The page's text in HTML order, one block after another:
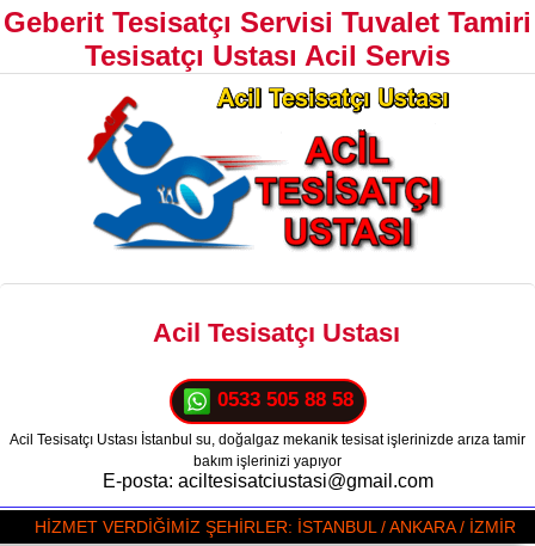
Geberit Tesisatçı Servisi Tuvalet Tamiri
Tesisatçı Ustası Acil Servis
Acil Tesisatçı Ustası
0533 505 88 58
Acil Tesisatçı Ustası İstanbul su, doğalgaz mekanik tesisat işlerinizde arıza tamir
bakım işlerinizi yapıyor
E-posta: aciltesisatciustasi@gmail.com
HİZMET VERDİĞİMİZ ŞEHİRLER: İSTANBUL / ANKARA / İZMİR